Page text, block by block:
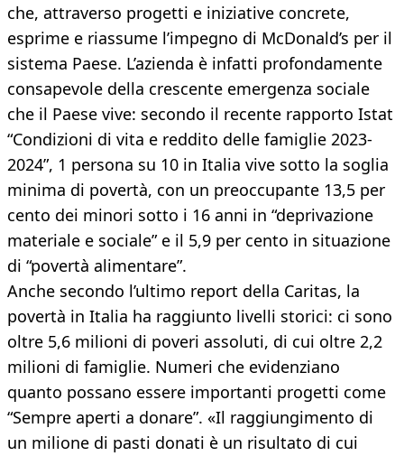
che, attraverso progetti e iniziative concrete,
esprime e riassume l’impegno di McDonald’s per il
sistema Paese. L’azienda è infatti profondamente
consapevole della crescente emergenza sociale
che il Paese vive: secondo il recente rapporto Istat
“Condizioni di vita e reddito delle famiglie 2023-
2024”, 1 persona su 10 in Italia vive sotto la soglia
minima di povertà, con un preoccupante 13,5 per
cento dei minori sotto i 16 anni in “deprivazione
materiale e sociale” e il 5,9 per cento in situazione
di “povertà alimentare”.
Anche secondo l’ultimo report della Caritas, la
povertà in Italia ha raggiunto livelli storici: ci sono
oltre 5,6 milioni di poveri assoluti, di cui oltre 2,2
milioni di famiglie. Numeri che evidenziano
quanto possano essere importanti progetti come
“Sempre aperti a donare”. «Il raggiungimento di
un milione di pasti donati è un risultato di cui